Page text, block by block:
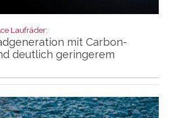
Laufräder:
mit Carbon-
deutlich geringerem